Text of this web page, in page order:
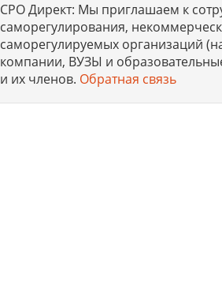
СРО Директ: Мы приглашаем к
саморегулирования,
саморегулируемых организаций
компании, ВУЗЫ и
и их членов. Обратная связь